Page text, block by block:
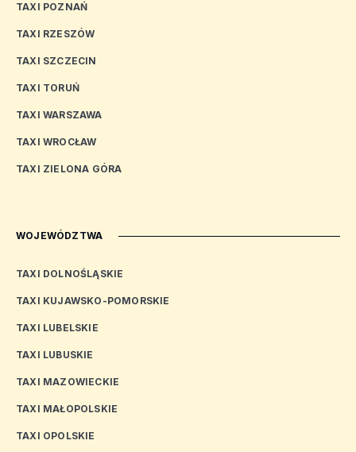
TAXI POZNAŃ
TAXI RZESZÓW
TAXI SZCZECIN
TAXI TORUŃ
TAXI WARSZAWA
TAXI WROCŁAW
TAXI ZIELONA GÓRA
WOJEWÓDZTWA
TAXI DOLNOŚLĄSKIE
TAXI KUJAWSKO-POMORSKIE
TAXI LUBELSKIE
TAXI LUBUSKIE
TAXI MAZOWIECKIE
TAXI MAŁOPOLSKIE
TAXI OPOLSKIE